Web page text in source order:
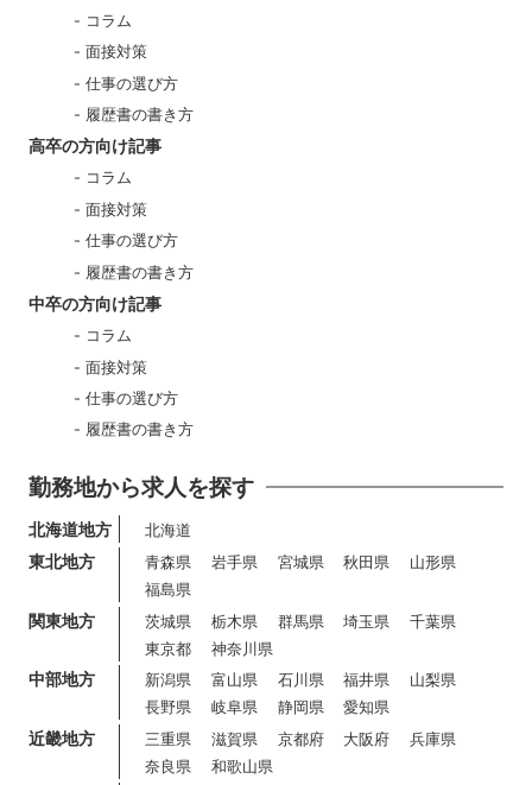
コラム
面接対策
仕事の選び方
履歴書の書き方
高卒の方向け記事
コラム
面接対策
仕事の選び方
履歴書の書き方
中卒の方向け記事
コラム
面接対策
仕事の選び方
履歴書の書き方
勤務地から求人を探す
北海道地方 北海道
東北地方 青森県 岩手県 宮城県 秋田県
山形県
福島県
関東地方 茨城県 栃木県 群馬県 埼玉県
千葉県
東京都
神奈川県
中部地方 新潟県 富山県 石川県 福井県
山梨県
長野県
岐阜県 静岡県 愛知県
近畿地方 三重県 滋賀県 京都府 大阪府
兵庫県
奈良県
和歌山県